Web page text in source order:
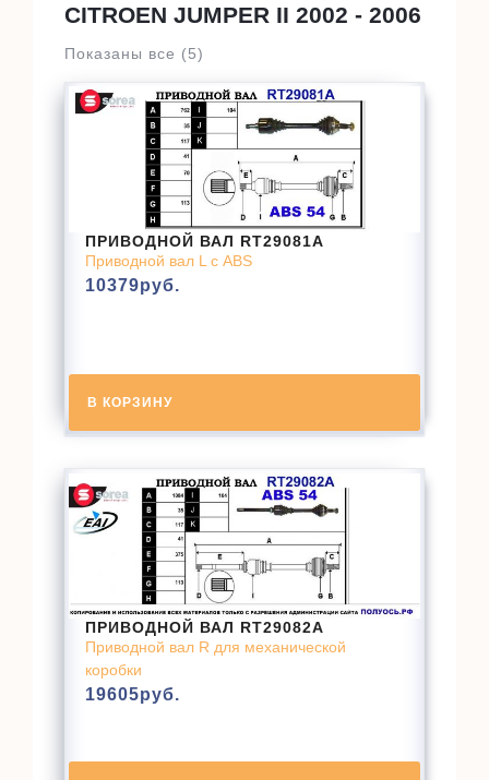
CITROEN JUMPER II 2002 - 2006
Показаны все (5)
ПРИВОДНОЙ ВАЛ RT29081A
Приводной вал L с ABS
10379руб.
В КОРЗИНУ
ПРИВОДНОЙ ВАЛ RT29082A
Приводной вал R для механической
коробки
19605руб.